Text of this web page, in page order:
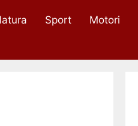
Sport Motori